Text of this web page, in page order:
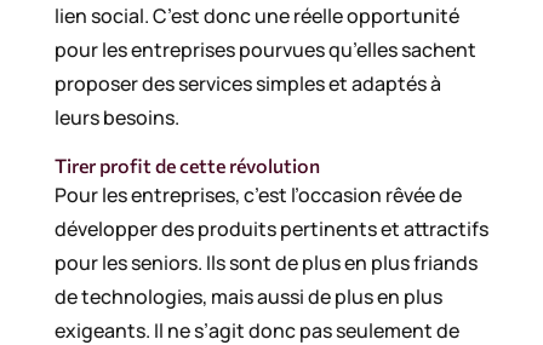
lien social. C’est donc une réelle opportunité
pour les entreprises pourvues qu’elles sachent
proposer des services simples et adaptés à
leurs besoins.
Tirer profit de cette révolution
Pour les entreprises, c’est l’occasion rêvée de
développer des produits pertinents et attractifs
pour les seniors. Ils sont de plus en plus friands
de technologies, mais aussi de plus en plus
exigeants. Il ne s’agit donc pas seulement de